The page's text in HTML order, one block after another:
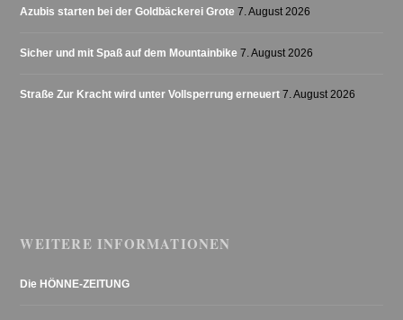
Azubis starten bei der Goldbäckerei Grote 7. August 2026
Sicher und mit Spaß auf dem Mountainbike 7. August 2026
Straße Zur Kracht wird unter Vollsperrung erneuert 7. August 2026
WEITERE INFORMATIONEN
Die HÖNNE-ZEITUNG